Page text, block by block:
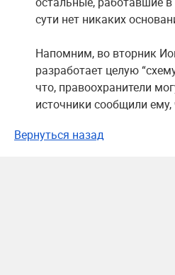
сути нет никаких
Напомним, во вторник
разработает целую
что, правоохранители
источники сообщили
Вернуться назад